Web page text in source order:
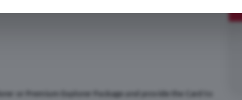
or Premium Explorer Package and provide the Card to